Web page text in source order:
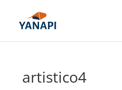
artistico4